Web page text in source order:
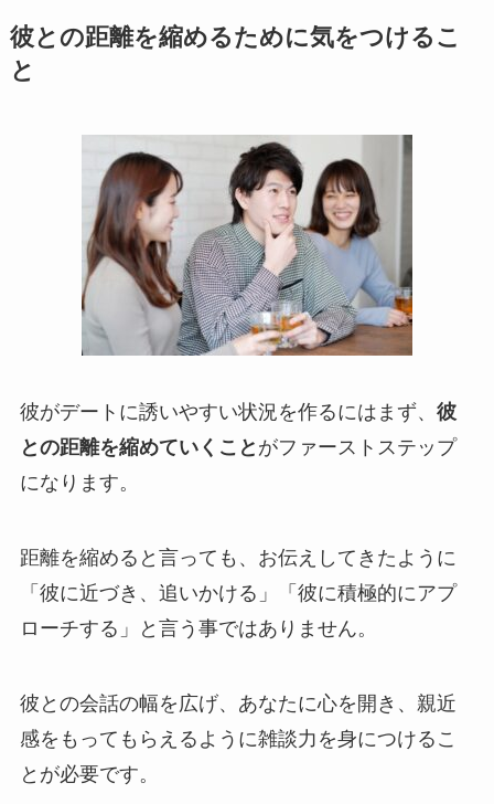
彼との距離を縮めるために気をつけるこ
と
彼がデートに誘いやすい状況を作るにはまず、 彼
との距離を縮めていくこと がファーストステップ
になります。
距離を縮めると言っても、お伝えしてきたように
「彼に近づき、追いかける」「彼に積極的にアプ
ローチする」と言う事ではありません。
彼との会話の幅を広げ、あなたに心を開き、親近
感をもってもらえるように雑談力を身につけるこ
とが必要です。